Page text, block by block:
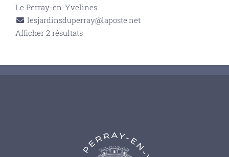
Le Perray-en-Yvelines
lesjardinsduperray@laposte.net
Afficher 2 résultats